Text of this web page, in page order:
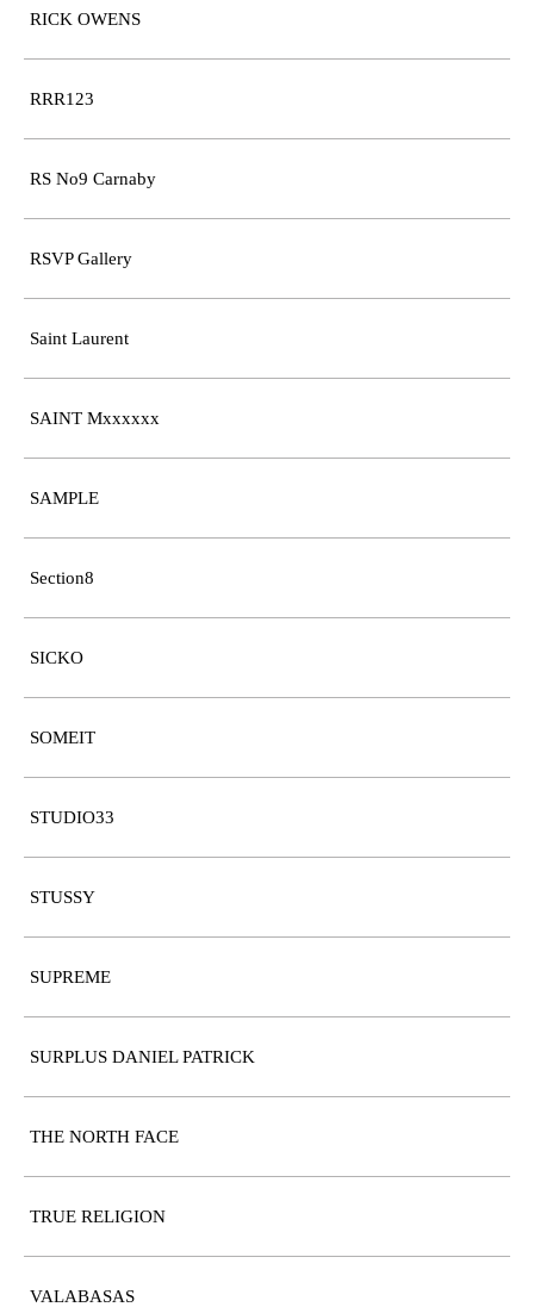
RICK OWENS
RRR123
RS No9 Carnaby
RSVP Gallery
Saint Laurent
SAINT Mxxxxxx
SAMPLE
Section8
SICKO
SOMEIT
STUDIO33
STUSSY
SUPREME
SURPLUS DANIEL PATRICK
THE NORTH FACE
TRUE RELIGION
VALABASAS